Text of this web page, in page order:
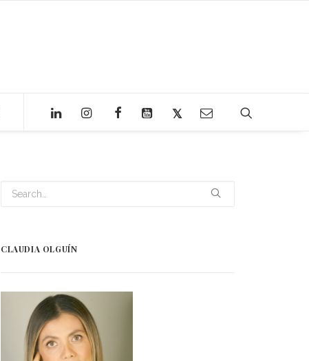
CLAUDIA OLGUÍN